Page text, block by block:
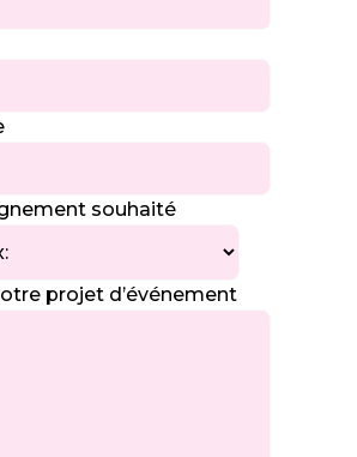
souhaité
projet d’événement